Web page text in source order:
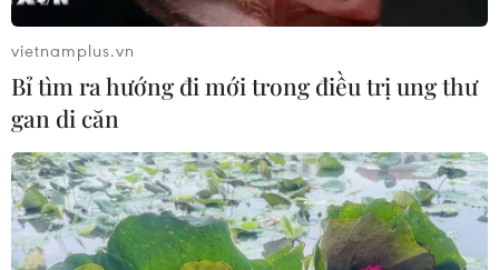
vietnamplus.vn
Bỉ tìm ra hướng đi mới trong điều trị ung thư
gan di căn